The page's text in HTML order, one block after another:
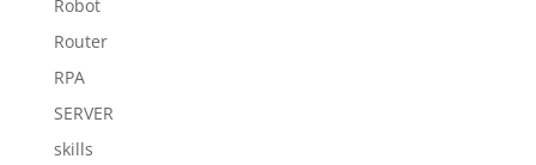
Robot
Router
RPA
SERVER
skills